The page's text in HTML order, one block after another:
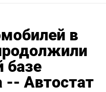
в
базе
-- Автостат